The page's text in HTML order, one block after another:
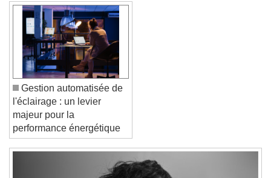
Reset
Done
Close Modal Dialog
End of dialog window.
Gestion automatisée de
l'éclairage : un levier
majeur pour la
performance énergétique